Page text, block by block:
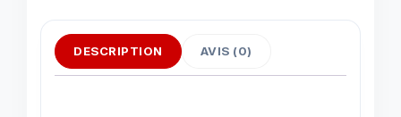
DESCRIPTION AVIS (0)